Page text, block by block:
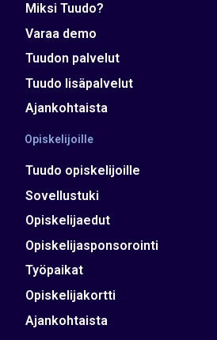
Miksi Tuudo?
Varaa demo
Tuudon palvelut
Tuudo lisäpalvelut
Ajankohtaista
Opiskelijoille
Tuudo opiskelijoille
Sovellustuki
Opiskelijaedut
Opiskelijasponsorointi
Työpaikat
Opiskelijakortti
Ajankohtaista